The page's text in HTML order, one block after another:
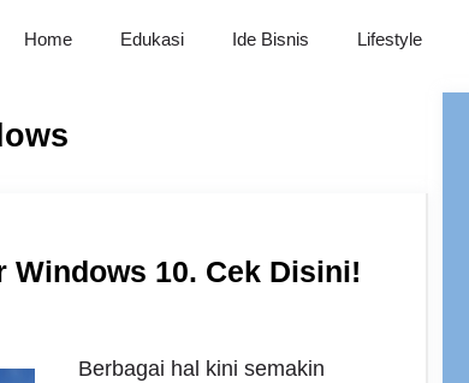
Home Edukasi Ide Bisnis Lifestyle
Windows 10. Cek Disini!
Berbagai hal kini semakin